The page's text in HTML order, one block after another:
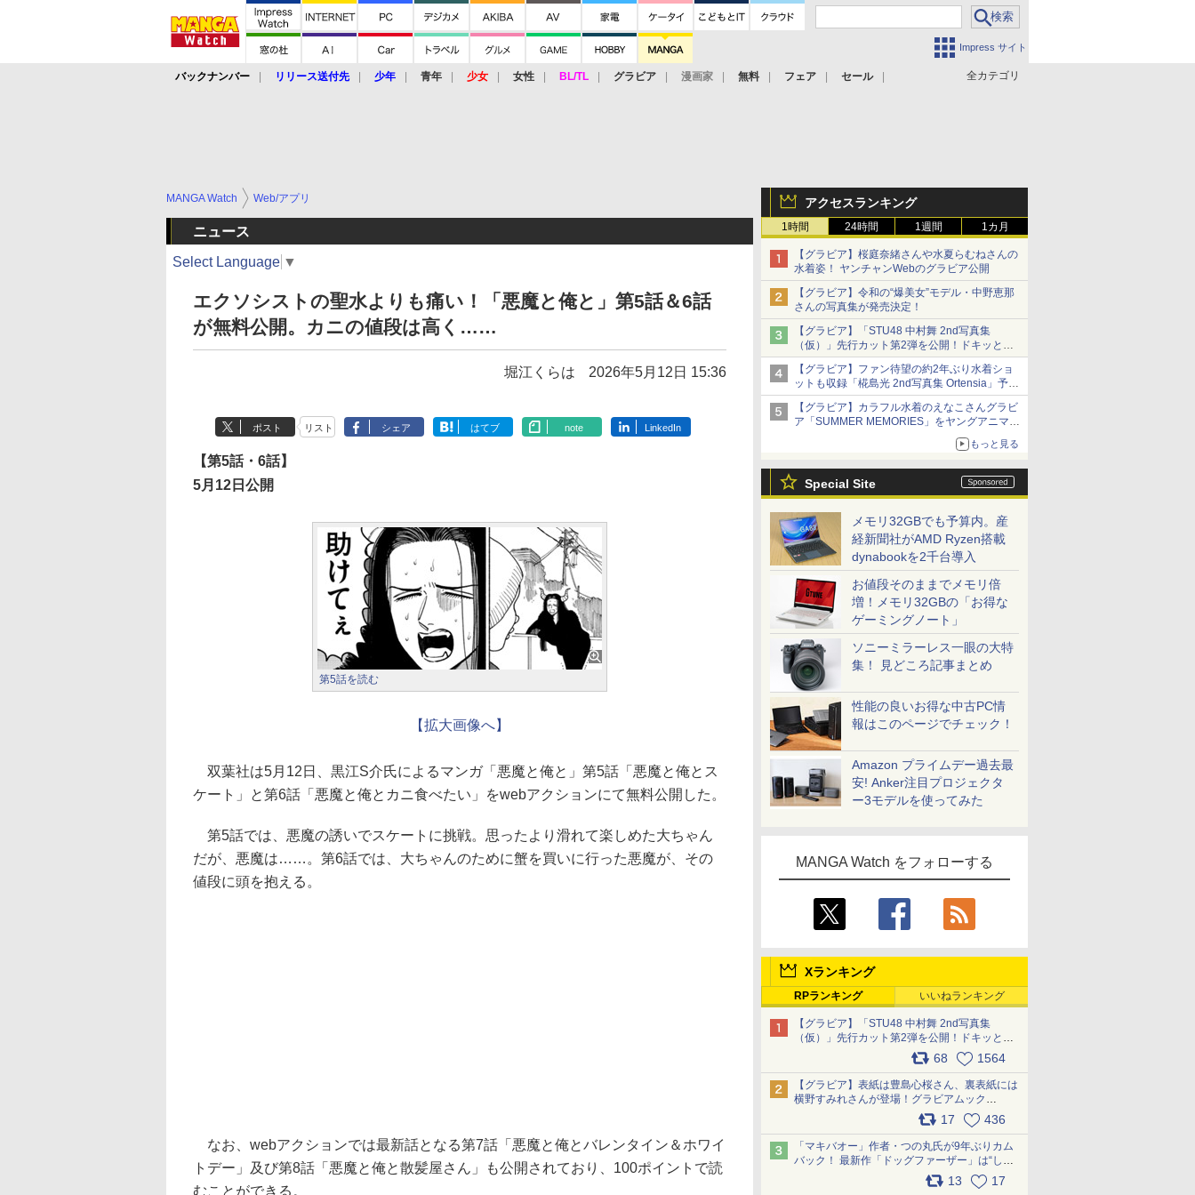
Impress サイト
全カテゴリ
バックナンバー リリース送付先 少年 青年 少女 女性 BL/TL グラビア 漫画家 無料 フェア セール
アクセスランキング
1時間 24時間 1週間 1カ月
【グラビア】桜庭奈緒さんや水夏らむねさんの
水着姿！ ヤンチャンWebのグラビア公開
【グラビア】令和の“爆美女”モデル・中野恵那
さんの写真集が発売決定！
【グラビア】「STU48 中村舞 2nd写真集
（仮）」先行カット第2弾を公開！ドキッとす
るランジェリーカットなど新たな挑戦
【グラビア】ファン待望の約2年ぶり水着ショ
ットも収録「椛島光 2nd写真集 Ortensia」予約
受付開始
10月30日発売
【グラビア】カラフル水着のえなこさんグラビ
ア「SUMMER MEMORIES」をヤングアニマル
もっと見る
Special Site
メモリ32GBでも予算内。産
経新聞社がAMD Ryzen搭載
dynabookを2千台導入
お値段そのままでメモリ倍
増！メモリ32GBの「お得な
ゲーミングノート」
ソニーミラーレス一眼の大特
集！ 見どころ記事まとめ
性能の良いお得な中古PC情
報はこのページでチェック！
Amazon プライムデー過去最
安! Anker注目プロジェクタ
ー3モデルを使ってみた
MANGA Watch をフォローする
Xランキング
RPランキング いいねランキング
【グラビア】「STU48 中村舞 2nd写真集
（仮）」先行カット第2弾を公開！ドキッとす
るランジェリーカットなど新たな挑戦
68 1564
【グラビア】表紙は豊島心桜さん、裏表紙には
横野すみれさんが登場！グラビアムック
「PARADE」2026夏号が本日発売
17 436
「マキバオー」作者・つの丸氏が9年ぶりカム
バック！ 最新作「ドッグファーザー」は“しゃ
べらない動物”とのリアルな暮らしを描く 「も
うこれ以上の幸せはない」……一緒に暮らす愛
13 17
MANGA Watch Web/アプリ
ニュース
Select Language ▼
エクソシストの聖水よりも痛い！「悪魔と俺と」第5話＆6話
が無料公開。カニの値段は高く……
堀江くらは 2026年5月12日 15:36
ポスト リスト シェア はてブ note LinkedIn
【第5話・6話】
5月12日公開
第5話を読む
【拡大画像へ】
双葉社は5月12日、黒江S介氏によるマンガ「悪魔と俺と」第5話「悪魔と俺とス
ケート」と第6話「悪魔と俺とカニ食べたい」をwebアクションにて無料公開した。
第5話では、悪魔の誘いでスケートに挑戦。思ったより滑れて楽しめた大ちゃん
だが、悪魔は……。第6話では、大ちゃんのために蟹を買いに行った悪魔が、その
値段に頭を抱える。
なお、webアクションでは最新話となる第7話「悪魔と俺とバレンタイン＆ホワイ
トデー」及び第8話「悪魔と俺と散髪屋さん」も公開されており、100ポイントで読
むことができる。